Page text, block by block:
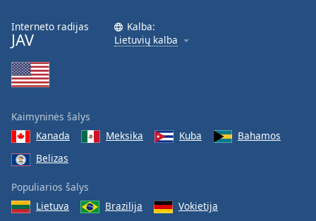
Interneto radijas
JAV
Kalba:
Lietuvių kalba
Kaimyninės šalys
Kanada
Meksika Kuba
Bahamos
Belizas
Populiarios šalys
Lietuva
Brazilija
Vokietija